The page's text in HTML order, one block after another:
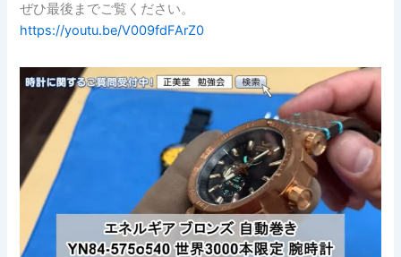
ぜひ最後までご覧ください。
https://youtu.be/V009fdFArZ0